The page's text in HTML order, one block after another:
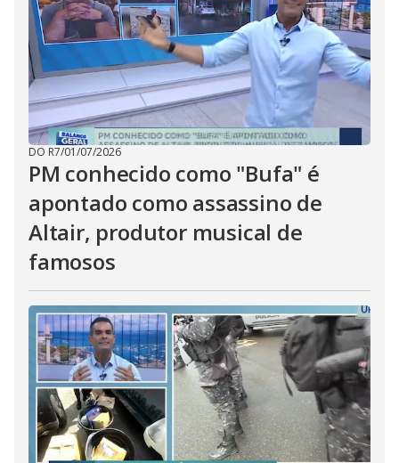
DO R7/01/07/2026
PM conhecido como "Bufa" é
apontado como assassino de
Altair, produtor musical de
famosos